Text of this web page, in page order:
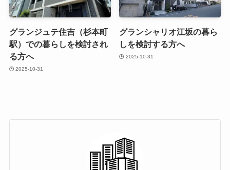
グランジュテ住吉（杉本町
駅）での暮らしを検討され
る方へ
2025-10-31
グランシャリオ江坂の暮ら
しを検討する方へ
2025-10-31